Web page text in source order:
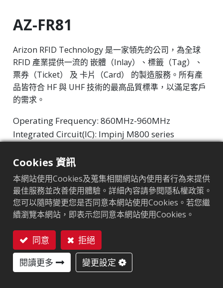
AZ-FR81
Arizon RFID Technology 是一家領先的公司，為全球
RFID 產業提供一流的 嵌體（Inlay）、標籤（Tag）、
票券（Ticket） 及 卡片（Card） 的製造服務。所有產
品皆符合 HF 與 UHF 技術的最高品質標準，以滿足客戶
的需求。
Operating Frequency: 860MHz-960MHz
Integrated Circuit(IC): Impinj M800 series
市場區隔:
晶片:Impinj M800 Series
天線尺寸（mm）:24.5x15
EPC記憶體: 128 bits/96 bits
用戶記憶體:0/32 bits
Cookies 資訊
本網站使用Cookies及蒐集相關網站內使用者行為來提供
最佳服務並改善使用體驗。詳細內容請參閱隱私權政策。
您可以隨時變更您是否同意本網站使用Cookies。若您繼
續瀏覽本網站，即表示您同意本網站使用Cookies。
同意
拒絕
閱讀更多
變更設定